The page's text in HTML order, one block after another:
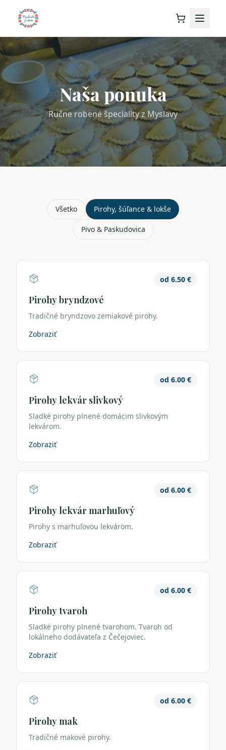
Naša ponuka
Ručne robené špeciality z Myslavy
Všetko Pirohy, šúľance & lokše
Pivo & Paskudovica
od 6.50 €
Pirohy bryndzové
Tradičné bryndzovo zemiakové pirohy.
Zobraziť
od 6.00 €
Pirohy lekvár slivkový
Sladké pirohy plnené domácim slivkovým
lekvárom.
Zobraziť
od 6.00 €
Pirohy lekvár marhuľový
Pirohy s marhuľovou lekvárom.
Zobraziť
od 6.00 €
Pirohy tvaroh
Sladké pirohy plnené tvarohom. Tvaroh od
lokálneho dodávateľa z Čečejoviec.
Zobraziť
od 6.00 €
Pirohy mak
Tradičné makové pirohy.